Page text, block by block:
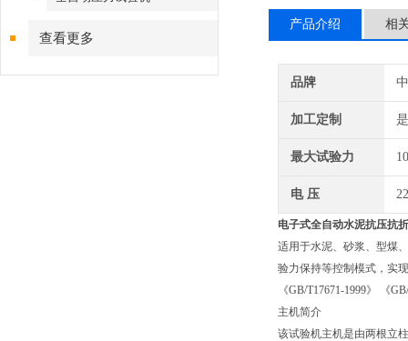
查看更多
产品介绍 相
品牌
加工定制 是
最大试验力
电 压
电子式全自动水泥抗压抗
适用于水泥、砂浆、型煤
验力保持等控制模式，实
《GB/T17671-1999》 《
主机简介
该试验机主机是由两根立